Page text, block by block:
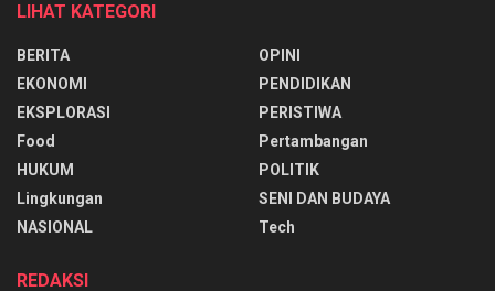
LIHAT KATEGORI
BERITA
EKONOMI
EKSPLORASI
Food
HUKUM
Lingkungan
NASIONAL
OPINI
PENDIDIKAN
PERISTIWA
Pertambangan
POLITIK
SENI DAN BUDAYA
Tech
REDAKSI